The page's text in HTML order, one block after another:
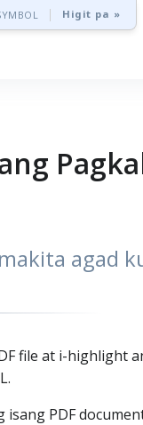
Higit pa »
agad
file at i-highlight
PDF